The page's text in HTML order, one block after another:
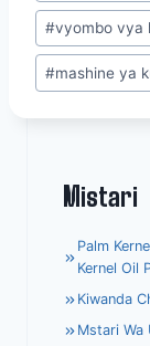
#vyombo vya
#mashine ya
Mistari
Palm
Kernel Oil
Kiwanda
Mstari Wa